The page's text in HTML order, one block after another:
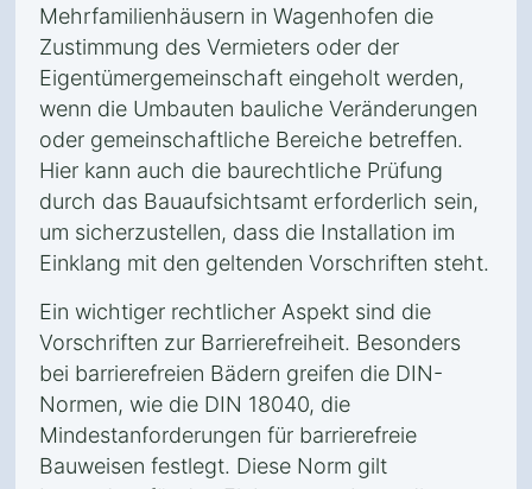
Mehrfamilienhäusern in Wagenhofen die
Zustimmung des Vermieters oder der
Eigentümergemeinschaft eingeholt werden,
wenn die Umbauten bauliche Veränderungen
oder gemeinschaftliche Bereiche betreffen.
Hier kann auch die baurechtliche Prüfung
durch das Bauaufsichtsamt erforderlich sein,
um sicherzustellen, dass die Installation im
Einklang mit den geltenden Vorschriften steht.
Ein wichtiger rechtlicher Aspekt sind die
Vorschriften zur Barrierefreiheit. Besonders
bei barrierefreien Bädern greifen die DIN-
Normen, wie die DIN 18040, die
Mindestanforderungen für barrierefreie
Bauweisen festlegt. Diese Norm gilt